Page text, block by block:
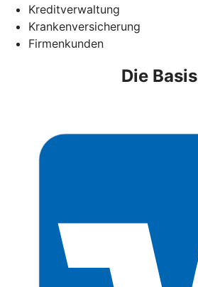
Kreditverwaltung
Krankenversicherung
Firmenkunden
Die Basis